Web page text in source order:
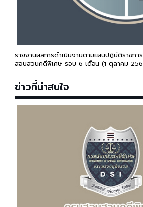
รายงานผลการดำเนินงานตามแผนปฏิบัติราชก
สอบสวนคดีพิเศษ รอบ 6 เดือน (1 ตุลาคม
ข่าวที่น่าสนใจ